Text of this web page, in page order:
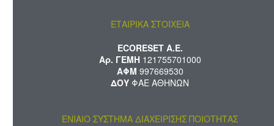
ΕΤΑΙΡΙΚΑ ΣΤΟΙΧΕΙΑ
ECORESET A.E.
Αρ. ΓΕΜΗ121755701000
ΑΦΜ 997669530
ΔΟΥ ΦΑΕ ΑΘΗΝΩΝ
ΕΝΙΑΙΟ ΣΥΣΤΗΜΑ ΔΙΑΧΕΙΡΙΣΗΣ ΠΟΙΟΤΗΤΑΣ